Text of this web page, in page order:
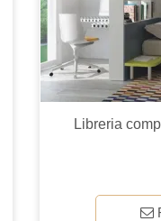
Libreria